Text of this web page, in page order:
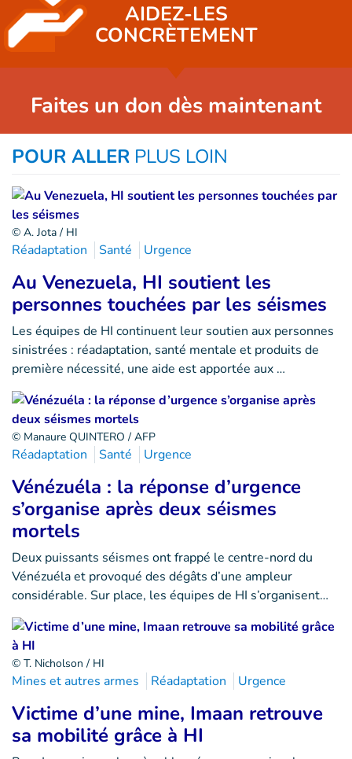
AIDEZ-LES
CONCRÈTEMENT
Faites un don dès maintenant
POUR ALLER PLUS LOIN
© A. Jota / HI
Réadaptation Santé Urgence
Au Venezuela, HI soutient les
personnes touchées par les séismes
Les équipes de HI continuent leur soutien aux personnes
sinistrées : réadaptation, santé mentale et produits de
première nécessité, une aide est apportée aux …
© Manaure QUINTERO / AFP
Réadaptation Santé Urgence
Vénézuéla : la réponse d’urgence
s’organise après deux séismes
mortels
Deux puissants séismes ont frappé le centre-nord du
Vénézuéla et provoqué des dégâts d’une ampleur
considérable. Sur place, les équipes de HI s’organisent…
© T. Nicholson / HI
Mines et autres armes Réadaptation Urgence
Victime d’une mine, Imaan retrouve
sa mobilité grâce à HI